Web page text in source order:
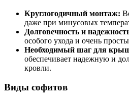
Круглогодичный монтаж:
даже при минусовых
Долговечность и
особого ухода и очень
Необходимый шаг для
обеспечивает надежную и
кровли.
Виды софитов